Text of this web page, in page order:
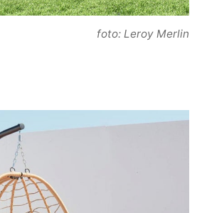
foto: Leroy Merlin